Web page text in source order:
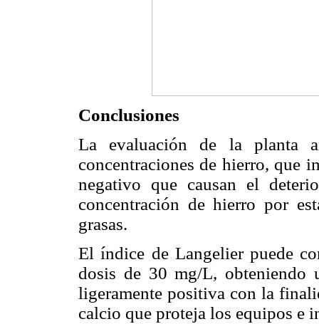
Conclusiones
La evaluación de la planta
concentraciones de hierro, que
negativo que causan el
concentración de hierro por
grasas.
El índice de Langelier puede
dosis de 30 mg/L, obteniendo
ligeramente positiva con la
calcio que proteja los equipos e